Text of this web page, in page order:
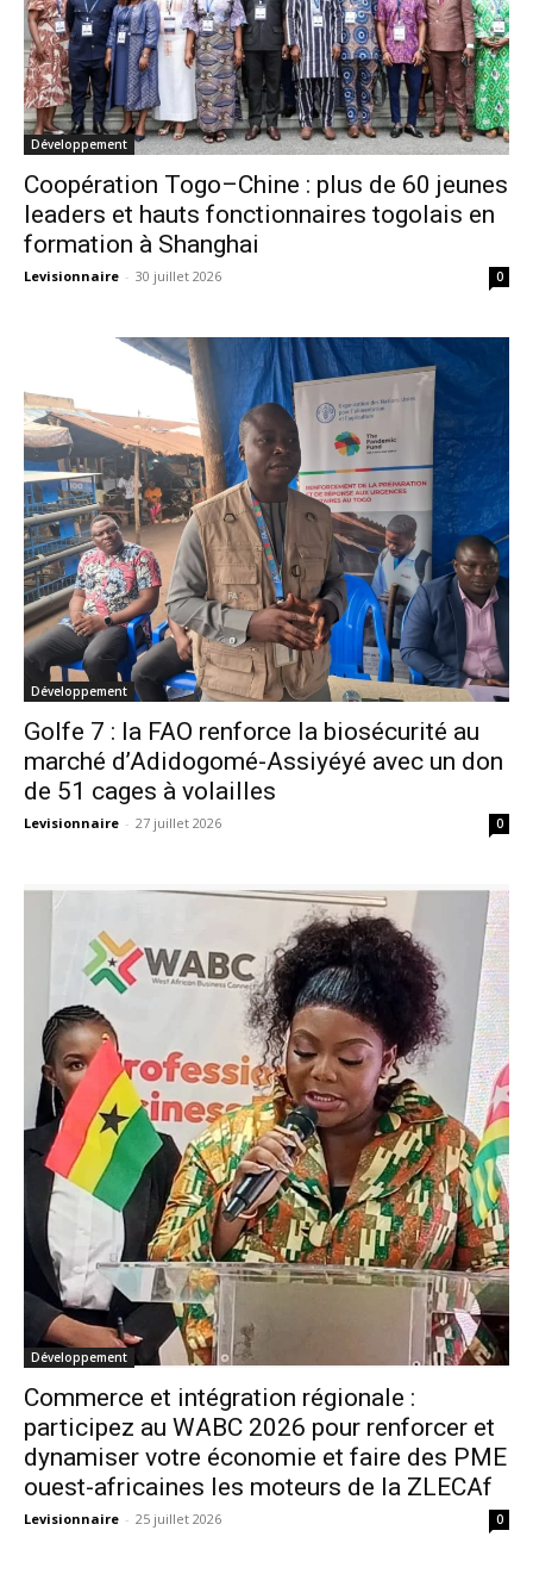
Développement
Coopération Togo–Chine : plus de 60 jeunes
leaders et hauts fonctionnaires togolais en
formation à Shanghai
Levisionnaire - 30 juillet 2026 0
Développement
Golfe 7 : la FAO renforce la biosécurité au
marché d’Adidogomé-Assiyéyé avec un don
de 51 cages à volailles
Levisionnaire - 27 juillet 2026 0
Développement
Commerce et intégration régionale :
participez au WABC 2026 pour renforcer et
dynamiser votre économie et faire des PME
ouest-africaines les moteurs de la ZLECAf
Levisionnaire - 25 juillet 2026 0